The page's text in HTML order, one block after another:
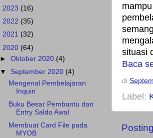
situasi
Baca
di
Label:
2023 (16)
2022 (35)
2021 (32)
2020 (64)
►Oktober 2020 (4)
▼ September 2020 (4)
Mengenal Pembelajaran
Inquiri
Buku Besar Pembantu dan
Entry Saldo Awal
Membuat Card File pada
MYOB